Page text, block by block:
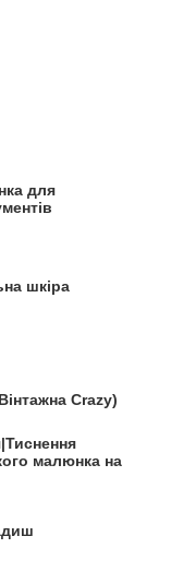
для
шкіра
Crazy)
малюнка на